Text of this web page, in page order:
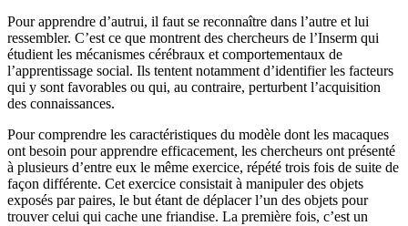
Pour apprendre d’autrui, il faut se reconnaître dans l’autre et lui
ressembler. C’est ce que montrent des chercheurs de l’Inserm qui
étudient les mécanismes cérébraux et comportementaux de
l’apprentissage social. Ils tentent notamment d’identifier les facteurs
qui y sont favorables ou qui, au contraire, perturbent l’acquisition
des connaissances.
Pour comprendre les caractéristiques du modèle dont les macaques
ont besoin pour apprendre efficacement, les chercheurs ont présenté
à plusieurs d’entre eux le même exercice, répété trois fois de suite de
façon différente. Cet exercice consistait à manipuler des objets
exposés par paires, le but étant de déplacer l’un des objets pour
trouver celui qui cache une friandise. La première fois, c’est un